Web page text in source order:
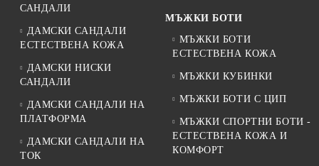
САНДАЛИ
ДАМСКИ САНДАЛИ
ЕСТЕСТВЕНА КОЖА
ДАМСКИ НИСКИ
САНДАЛИ
ДАМСКИ САНДАЛИ НА
ПЛАТФОРМА
ДАМСКИ САНДАЛИ НА
ТОК
МЪЖКИ БОТИ
МЪЖКИ БОТИ
ЕСТЕСТВЕНА КОЖА
МЪЖКИ КУБИНКИ
МЪЖКИ БОТИ С ЦИП
МЪЖКИ СПОРТНИ БОТИ -
ЕСТЕСТВЕНА КОЖА И
КОМФОРТ